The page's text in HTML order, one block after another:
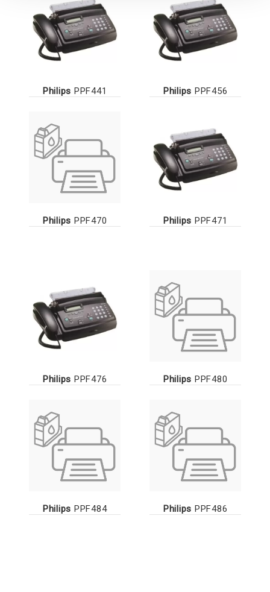
Philips PPF441 Philips PPF456
Philips PPF470 Philips PPF471
Philips PPF476 Philips PPF480
Philips PPF484 Philips PPF486